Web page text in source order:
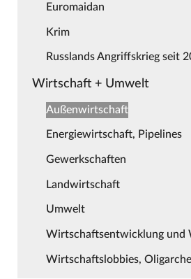
Euromaidan
Krim
Russlands Angriffskrieg seit
Wirtschaft + Umwelt
Außenwirtschaft
Energiewirtschaft, Pipelines
Gewerkschaften
Landwirtschaft
Umwelt
Wirtschaftsentwicklung und
Wirtschaftslobbies,